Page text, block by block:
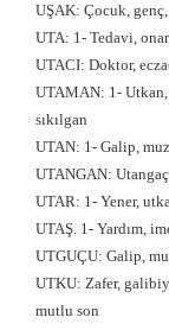
UŞAK: Çocuk,
UTA: 1- Tedavi,
UTACI: Doktor,
UTAMAN: 1- Utkan,
sıkılgan
UTAN: 1- Galip,
UTANGAN:
UTAR: 1- Yener,
UTAŞ. 1- Yardım,
UTGUÇU: Galip,
UTKU: Zafer,
mutlu son